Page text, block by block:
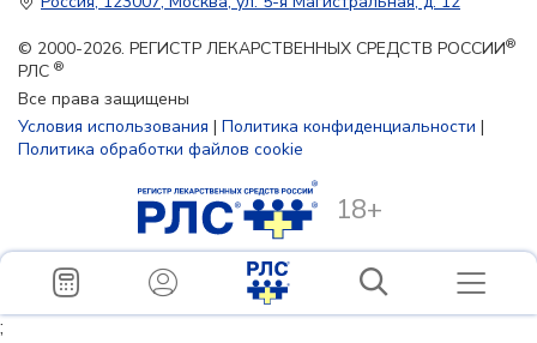
© 2000-2026. РЕГИСТР ЛЕКАРСТВЕННЫХ СРЕДСТВ РОССИИ®
РЛС ®
Все права защищены
Условия использования | Политика конфиденциальности |
Политика обработки файлов cookie
18+
;